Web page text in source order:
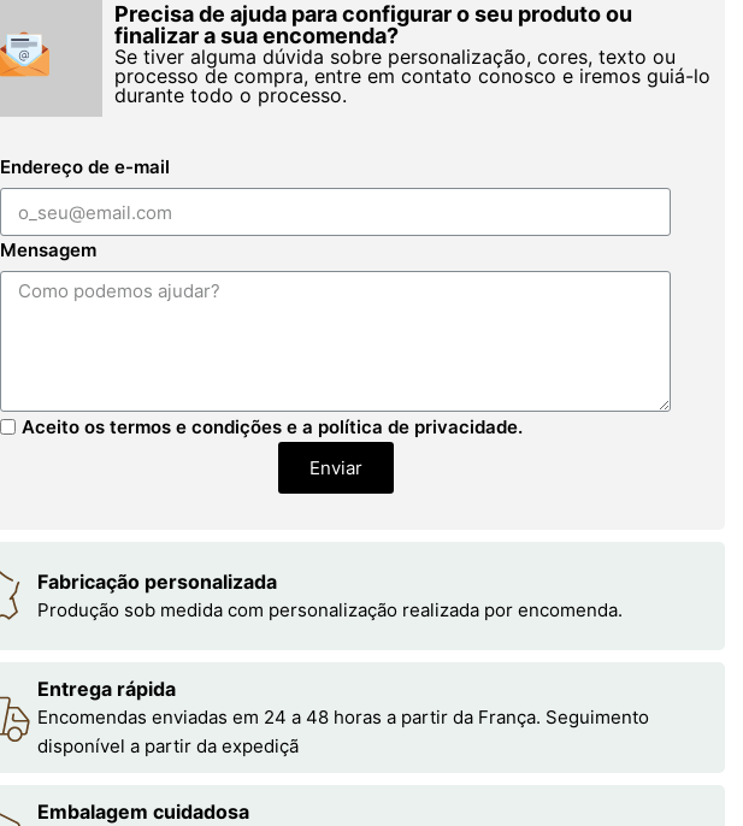
Precisa de ajuda para configurar o seu produto ou
finalizar a sua encomenda?
Se tiver alguma dúvida sobre personalização, cores, texto ou
processo de compra, entre em contato conosco e iremos guiá-lo
durante todo o processo.
Endereço de e-mail
Mensagem
Aceito os termos e condições e a política de privacidade.
Enviar
Fabricação personalizada
Produção sob medida com personalização realizada por encomenda.
Entrega rápida
Encomendas enviadas em 24 a 48 horas a partir da França. Seguimento
disponível a partir da expediçã
Embalagem cuidadosa